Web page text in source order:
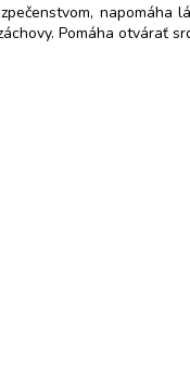
napomáha
Pomáha otvárať